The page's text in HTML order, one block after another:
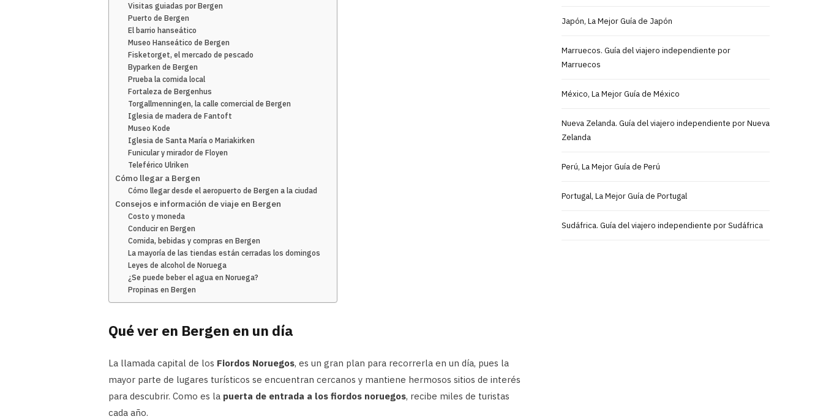
Visitas guiadas por Bergen
Puerto de Bergen
El barrio hanseático
Museo Hanseático de Bergen
Fisketorget, el mercado de pescado
Byparken de Bergen
Prueba la comida local
Fortaleza de Bergenhus
Torgallmenningen, la calle comercial de Bergen
Iglesia de madera de Fantoft
Museo Kode
Iglesia de Santa María o Mariakirken
Funicular y mirador de Floyen
Teleférico Ulriken
Cómo llegar a Bergen
Cómo llegar desde el aeropuerto de Bergen a la ciudad
Consejos e información de viaje en Bergen
Costo y moneda
Conducir en Bergen
Comida, bebidas y compras en Bergen
La mayoría de las tiendas están cerradas los domingos
Leyes de alcohol de Noruega
¿Se puede beber el agua en Noruega?
Propinas en Bergen
Qué ver en Bergen en un día
La llamada capital de los Fiordos Noruegos, es un gran plan para recorrerla en un día, pues la
mayor parte de lugares turísticos se encuentran cercanos y mantiene hermosos sitios de interés
para descubrir. Como es la puerta de entrada a los fiordos noruegos, recibe miles de turistas
cada año.
Japón, La Mejor Guía de Japón
Marruecos. Guía del viajero independiente por
Marruecos
México, La Mejor Guía de México
Nueva Zelanda. Guía del viajero independiente por Nueva
Zelanda
Perú, La Mejor Guía de Perú
Portugal, La Mejor Guía de Portugal
Sudáfrica. Guía del viajero independiente por Sudáfrica